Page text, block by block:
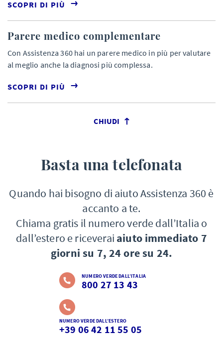
SCOPRI DI PIÙ
Parere medico complementare
Con Assistenza 360 hai un parere medico in più per valutare
al meglio anche la diagnosi più complessa.
SCOPRI DI PIÙ
CHIUDI
Basta una telefonata
Quando hai bisogno di aiuto Assistenza 360 è
accanto a te.
Chiama gratis il numero verde dall’Italia o
dall’estero e riceverai aiuto immediato 7
giorni su 7, 24 ore su 24.
NUMERO VERDE DALL’ITALIA
800 27 13 43
NUMERO VERDE DALL’ESTERO
+39 06 42 11 55 05